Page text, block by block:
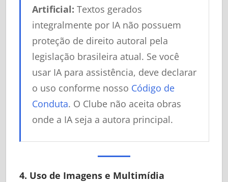
Artificial: Textos gerados
integralmente por IA não possuem
proteção de direito autoral pela
legislação brasileira atual. Se você
usar IA para assistência, deve declarar
o uso conforme nosso Código de
Conduta. O Clube não aceita obras
onde a IA seja a autora principal.
4. Uso de Imagens e Multimídia